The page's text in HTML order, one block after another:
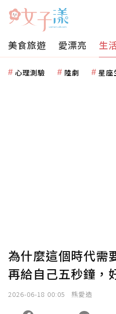
美食旅遊 愛漂亮 生
心理測驗 陸劇 星座
為什麼這個時代需
再給自己五秒鐘，
2026-06-18 00:05 熊愛造